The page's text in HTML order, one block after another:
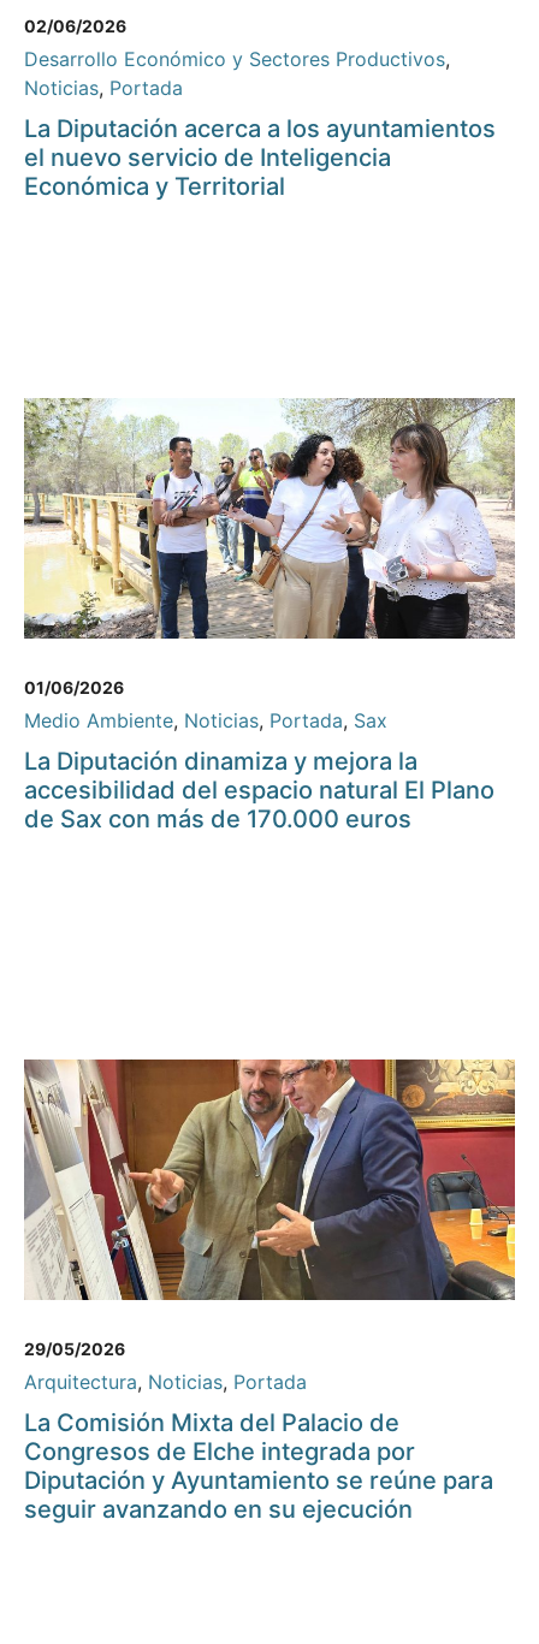
02/06/2026
Desarrollo Económico y Sectores Productivos,
Noticias, Portada
La Diputación acerca a los ayuntamientos
el nuevo servicio de Inteligencia
Económica y Territorial
01/06/2026
Medio Ambiente, Noticias, Portada, Sax
La Diputación dinamiza y mejora la
accesibilidad del espacio natural El Plano
de Sax con más de 170.000 euros
29/05/2026
Arquitectura, Noticias, Portada
La Comisión Mixta del Palacio de
Congresos de Elche integrada por
Diputación y Ayuntamiento se reúne para
seguir avanzando en su ejecución